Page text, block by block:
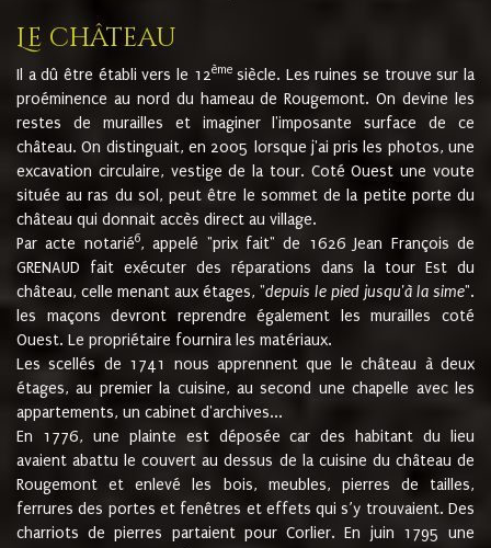
Le château
Il a dû être établi vers le 12èmesiècle. Les ruines se trouve sur la
proéminence au nord du hameau de Rougemont. On devine les
restes de murailles et imaginer l'imposante surface de ce
château. On distinguait, en 2005 lorsque j'ai pris les photos, une
excavation circulaire, vestige de la tour. Coté Ouest une voute
située au ras du sol, peut être le sommet de la petite porte du
château qui donnait accès direct au village.
Par acte notarié6, appelé "prix fait" de 1626 Jean François de
GRENAUD fait exécuter des réparations dans la tour Est du
château, celle menant aux étages, "depuis le pied jusqu'à la sime".
les maçons devront reprendre également les murailles coté
Ouest. Le propriétaire fournira les matériaux.
Les scellés de 1741 nous apprennent que le château à deux
étages, au premier la cuisine, au second une chapelle avec les
appartements, un cabinet d'archives...
En 1776, une plainte est déposée car des habitant du lieu
avaient abattu le couvert au dessus de la cuisine du château de
Rougemont et enlevé les bois, meubles, pierres de tailles,
ferrures des portes et fenêtres et effets qui s’y trouvaient. Des
charriots de pierres partaient pour Corlier. En juin 1795 une